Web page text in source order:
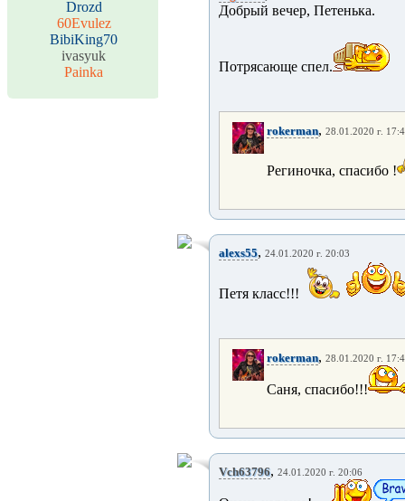
Drozd
60Evulez
BibiKing70
ivasyuk
Painka
Добрый вечер, Петенька.
Потрясающе спел.
rokerman, 28.01.2020 г.
Региночка, спасибо !
alexs55, 24.01.2020 г. 20:03
Петя класс!!!
rokerman, 28.01.2020 г.
Саня, спасибо!!!
Vch63796, 24.01.2020 г. 20:06